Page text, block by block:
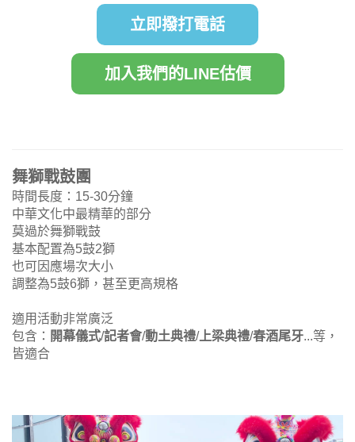
立即撥打電話
加入我們的LINE估價
舞獅戰鼓團
時間長度：15-30分鐘
中華文化中最精華的部分
莫過於舞獅戰鼓
基本配置為5鼓2獅
也可因應場次大小
調整為5鼓6獅，甚至更高規格
適用活動非常廣泛
包含： 開幕儀式/記者會/動土典禮/上梁典禮/春酒尾牙...等，
皆適合